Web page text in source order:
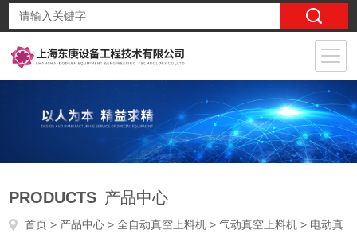
PRODUCTS 产品中心
首页 > 产品中心 >全自动真空上料机 >气动真空上料机 > 电动真空上料机应用